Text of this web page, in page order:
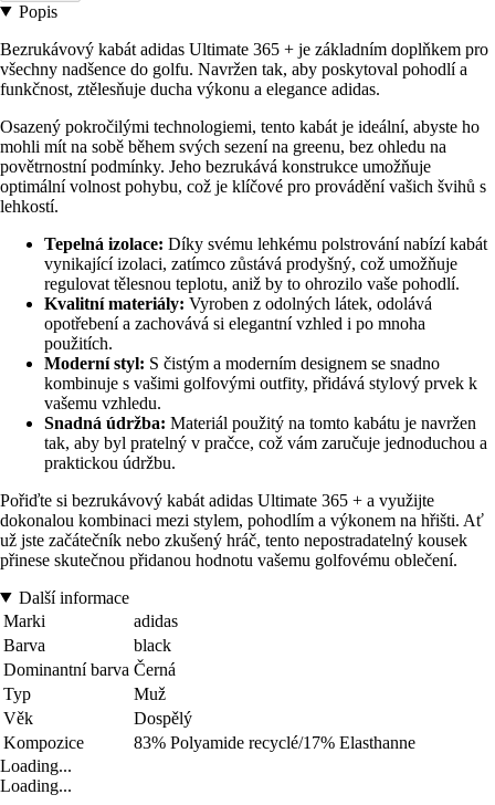
Popis
Bezrukávový kabát adidas Ultimate 365 + je základním doplňkem pro
všechny nadšence do golfu. Navržen tak, aby poskytoval pohodlí a
funkčnost, ztělesňuje ducha výkonu a elegance adidas.
Osazený pokročilými technologiemi, tento kabát je ideální, abyste ho
mohli mít na sobě během svých sezení na greenu, bez ohledu na
povětrnostní podmínky. Jeho bezrukává konstrukce umožňuje
optimální volnost pohybu, což je klíčové pro provádění vašich švihů s
lehkostí.
Tepelná izolace: Díky svému lehkému polstrování nabízí kabát
vynikající izolaci, zatímco zůstává prodyšný, což umožňuje
regulovat tělesnou teplotu, aniž by to ohrozilo vaše pohodlí.
Kvalitní materiály: Vyroben z odolných látek, odolává
opotřebení a zachovává si elegantní vzhled i po mnoha
použitích.
Moderní styl: S čistým a moderním designem se snadno
kombinuje s vašimi golfovými outfity, přidává stylový prvek k
vašemu vzhledu.
Snadná údržba: Materiál použitý na tomto kabátu je navržen
tak, aby byl pratelný v pračce, což vám zaručuje jednoduchou a
praktickou údržbu.
Pořiďte si bezrukávový kabát adidas Ultimate 365 + a využijte
dokonalou kombinaci mezi stylem, pohodlím a výkonem na hřišti. Ať
už jste začátečník nebo zkušený hráč, tento nepostradatelný kousek
přinese skutečnou přidanou hodnotu vašemu golfovému oblečení.
Další informace
Marki
adidas
Barva
black
Dominantní barva Černá
Typ
Muž
Věk
Dospělý
Kompozice
83% Polyamide recyclé/17% Elasthanne
Loading...
Loading...